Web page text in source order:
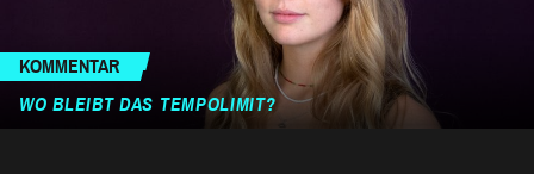
KOMMENTAR
WO BLEIBT DAS TEMPOLIMIT?